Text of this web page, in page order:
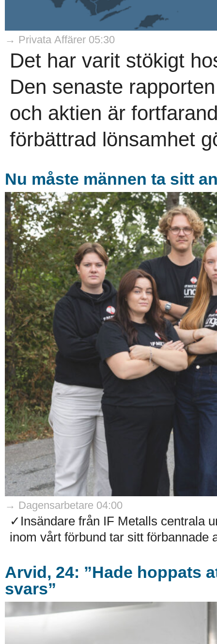
→ Privata Affärer 05:30
Det har varit stökigt
Den senaste
och aktien är
förbättrad lönsamhet
Nu måste männen ta sitt
→ Dagensarbetare 04:00
✓Insändare från IF Metalls centrala
inom vårt förbund tar sitt förbannade
Arvid, 24: ”Hade hoppats
svars”